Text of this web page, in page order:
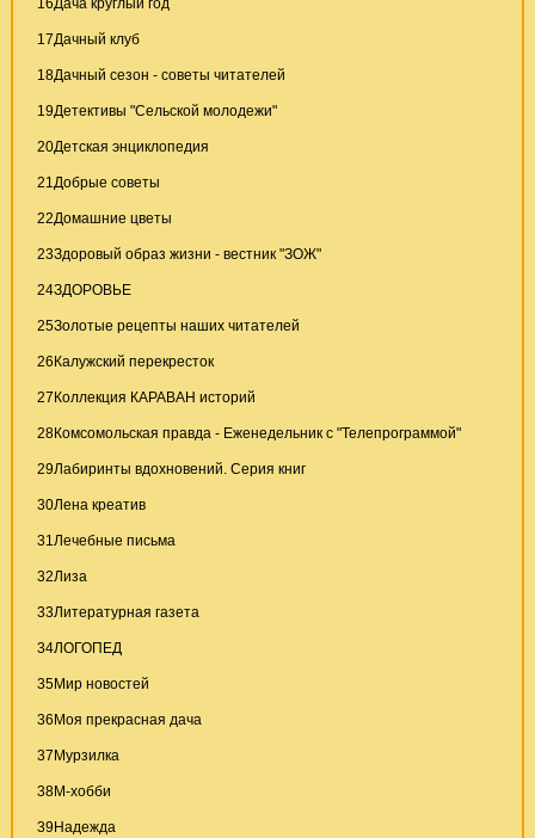
16Дача круглый год
17Дачный клуб
18Дачный сезон - советы читателей
19Детективы "Сельской молодежи"
20Детская энциклопедия
21Добрые советы
22Домашние цветы
23Здоровый образ жизни - вестник "ЗОЖ"
24ЗДОРОВЬЕ
25Золотые рецепты наших читателей
26 Калужский перекресток
27 Коллекция КАРАВАН историй
28Комсомольская правда - Еженедельник с "Телепрограммой"
29Лабиринты вдохновений. Серия книг
30Лена креатив
31Лечебные письма
32Лиза
33Литературная газета
34ЛОГОПЕД
35Мир новостей
36 Моя прекрасная дача
37 Мурзилка
38М-хобби
39Надежда